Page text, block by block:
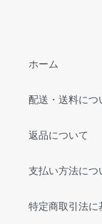
ホーム
配送・送料につ
返品について
支払い方法につ
特定商取引法に